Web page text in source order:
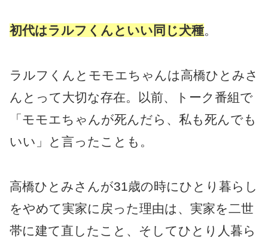
初代はラルフくんといい同じ犬種。
ラルフくんとモモエちゃんは高橋ひとみさ
んとって大切な存在。以前、トーク番組で
「モモエちゃんが死んだら、私も死んでも
いい」と言ったことも。
高橋ひとみさんが31歳の時にひとり暮らし
をやめて実家に戻った理由は、実家を二世
帯に建て直したこと、そしてひとり人暮ら